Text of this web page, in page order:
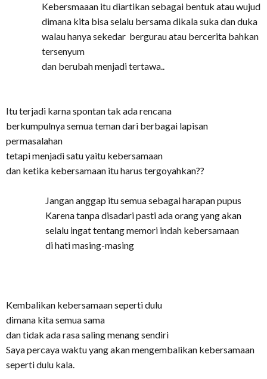
Kebersmaaan itu diartikan sebagai bentuk atau wujud
dimana kita bisa selalu bersama dikala suka dan duka
walau hanya sekedar bergurau atau bercerita bahkan
tersenyum
dan berubah menjadi tertawa..
Itu terjadi karna spontan tak ada rencana
berkumpulnya semua teman dari berbagai lapisan
permasalahan
tetapi menjadi satu yaitu kebersamaan
dan ketika kebersamaan itu harus tergoyahkan??
Jangan anggap itu semua sebagai harapan pupus
Karena tanpa disadari pasti ada orang yang akan
selalu ingat tentang memori indah kebersamaan
di hati masing-masing
Kembalikan kebersamaan seperti dulu
dimana kita semua sama
dan tidak ada rasa saling menang sendiri
Saya percaya waktu yang akan mengembalikan kebersamaan
seperti dulu kala.